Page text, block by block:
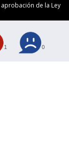
de la Ley
1 0